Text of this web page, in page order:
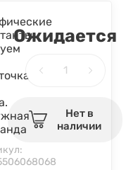
Ожидается
Нет в
наличии